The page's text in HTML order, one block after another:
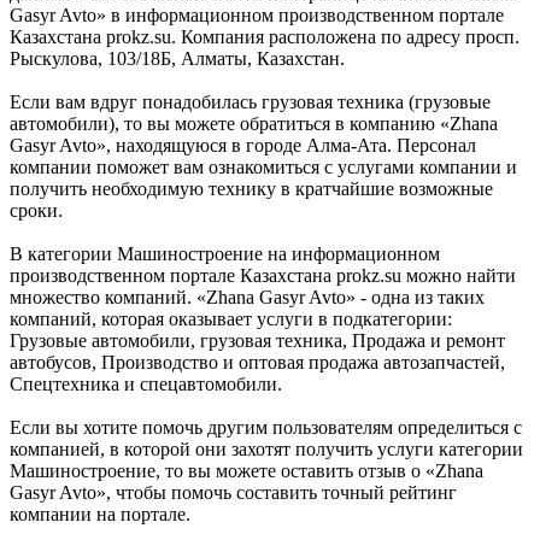
Gasyr Avto» в информационном производственном портале
Казахстана prokz.su. Компания расположена по адресу просп.
Рыскулова, 103/18Б, Алматы, Казахстан.
Если вам вдруг понадобилась грузовая техника (грузовые
автомобили), то вы можете обратиться в компанию «Zhana
Gasyr Avto», находящуюся в городе Алма-Ата. Персонал
компании поможет вам ознакомиться с услугами компании и
получить необходимую технику в кратчайшие возможные
сроки.
В категории Машиностроение на информационном
производственном портале Казахстана prokz.su можно найти
множество компаний. «Zhana Gasyr Avto» - одна из таких
компаний, которая оказывает услуги в подкатегории:
Грузовые автомобили, грузовая техника, Продажа и ремонт
автобусов, Производство и оптовая продажа автозапчастей,
Спецтехника и спецавтомобили.
Если вы хотите помочь другим пользователям определиться с
компанией, в которой они захотят получить услуги категории
Машиностроение, то вы можете оставить отзыв о «Zhana
Gasyr Avto», чтобы помочь составить точный рейтинг
компании на портале.